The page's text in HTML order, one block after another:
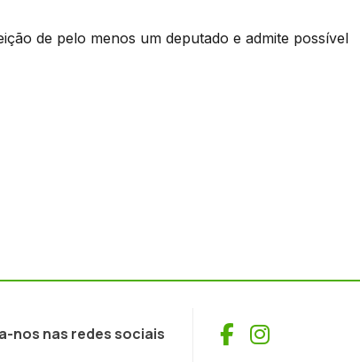
de pelo menos um deputado e admite possível
nos nas redes sociais Facebook
Instagram